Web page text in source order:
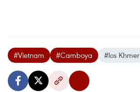
#Vietnam #Camboya #los Khmer